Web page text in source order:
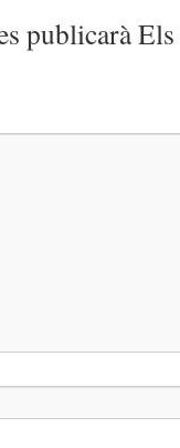
publicaràEls